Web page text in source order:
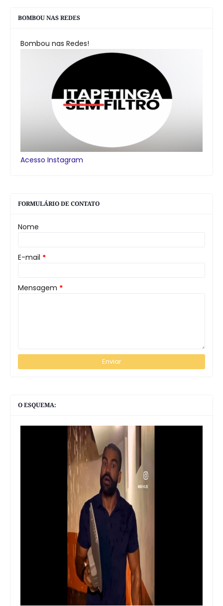
BOMBOU NAS REDES
Bombou nas Redes!
Acesso Instagram
FORMULÁRIO DE CONTATO
Nome
E-mail *
Mensagem *
O ESQUEMA: